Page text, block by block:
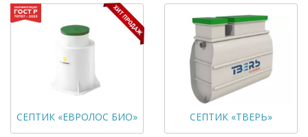
СЕПТИК «ЕВРОЛОС БИО» СЕПТИК «ТВЕРЬ»